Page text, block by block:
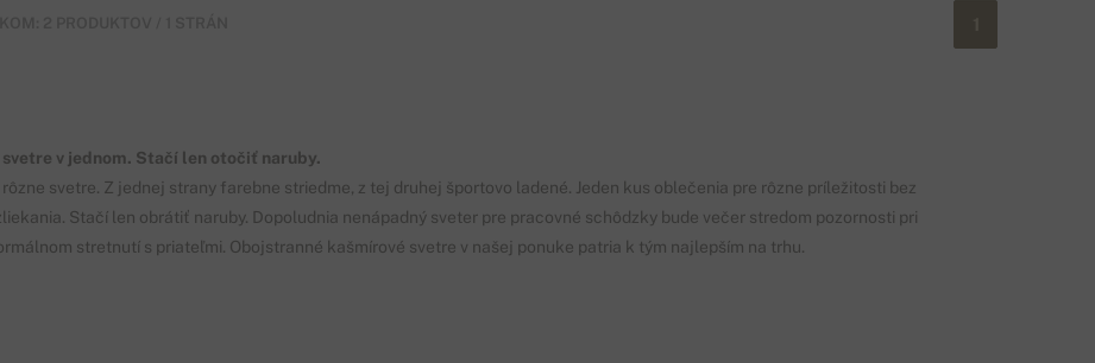
svetre v jednom. Stačí len otočiť naruby.
rôzne svetre. Z jednej strany farebne striedme, z tej druhej športovo ladené. Jeden kus oblečenia pre rôzne príležitosti bez
Stačí len obrátiť naruby. Dopoludnia nenápadný sveter pre pracovné schôdzky bude večer stredom pozornosti pri
stretnutí s priateľmi. Obojstranné kašmírové svetre v našej ponuke patria k tým najlepším na trhu.